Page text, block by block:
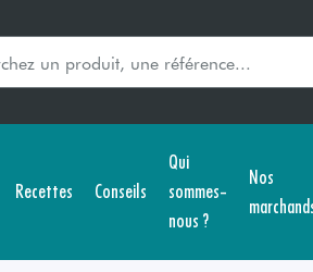
Recettes Conseils
Qui
sommes-
nous ?
Nos